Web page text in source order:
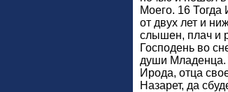
Моего. 16
от двух лет и
слышен, плач и
Господень во
души Младенца.
Ирода, отца
Назарет, да